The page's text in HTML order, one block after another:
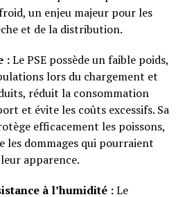
un enjeu majeur pour les
et de la distribution.
:Le PSE possède un faible poids,
lors du chargement et
réduit la consommation
et évite les coûts excessifs. Sa
efficacement les poissons,
les dommages qui pourraient
apparence.
à l’humidité :Le